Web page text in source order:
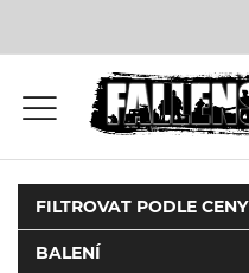
Airsoftové
kuličky
6mm
Airsoftové
zbraně
Výstroj
FILTROVAT PODLE CENY
BALENÍ